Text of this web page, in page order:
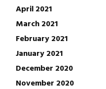
April 2021
March 2021
February 2021
January 2021
December 2020
November 2020